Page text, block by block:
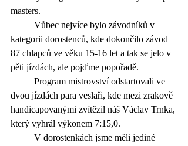
masters.
kategorii dorostenců, kde dokončilo závod
87 chlapců ve věku 15-16 let a tak se jelo v
pěti jízdách, ale pojďme popořadě.
dvou jízdách para veslaři, kde mezi zrakově
handicapovanými zvítězil náš Václav Trnka,
který vyhrál výkonem 7:15,0.